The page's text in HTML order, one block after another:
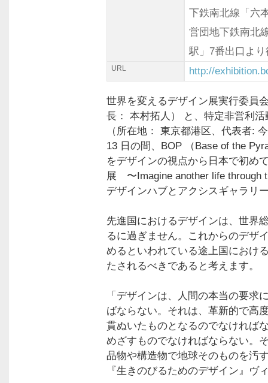
下鉄南北線「六
営団地下鉄南北
駅」7番出口よ
URL http://
世界を変えるデザイン展実行委員
長： 本村拓人） と、特定非営利
（所在地： 東京都港区、代表者:
13 日の間、BOP （Base of the
をデザインの視点から日本で初め
展 〜Imagine another life through
デザインハブとアクシスギャラリ
先進国におけるデザインは、世界
るに過ぎません。これからのデザ
めるといわれている途上国におけ
たされるべきであると考えます。
「デザインは、人間の本当の要求
ばならない。それは、革新的で高
貫ぬいたものとなるのでなければ
めざすものでなければならない。
品物や構造物で地球そのものを汚
『生きのびるためのデザイン』ヴ